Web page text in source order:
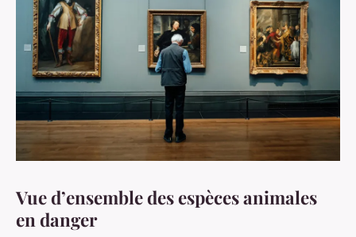
Vue d’ensemble des espèces animales
en danger